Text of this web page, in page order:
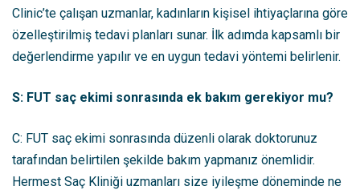
Clinic’te çalışan uzmanlar, kadınların kişisel ihtiyaçlarına göre
özelleştirilmiş tedavi planları sunar. İlk adımda kapsamlı bir
değerlendirme yapılır ve en uygun tedavi yöntemi belirlenir.
S: FUT saç ekimi sonrasında ek bakım gerekiyor mu?
C: FUT saç ekimi sonrasında düzenli olarak doktorunuz
tarafından belirtilen şekilde bakım yapmanız önemlidir.
Hermest Saç Kliniği uzmanları size iyileşme döneminde ne